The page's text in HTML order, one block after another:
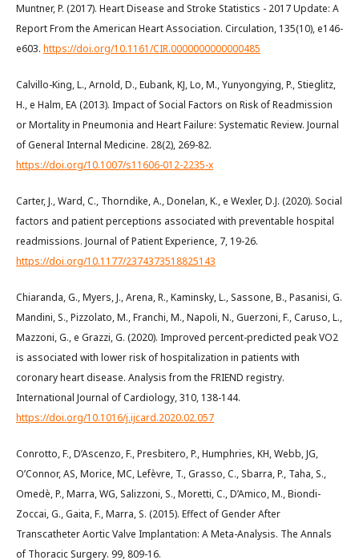
Muntner, P. (2017). Heart Disease and Stroke Statistics - 2017 Update: A
Report From the American Heart Association. Circulation, 135(10), e146-
e603. https://doi.org/10.1161/CIR.0000000000000485
Calvillo-King, L., Arnold, D., Eubank, KJ, Lo, M., Yunyongying, P., Stieglitz,
H., e Halm, EA (2013). Impact of Social Factors on Risk of Readmission
or Mortality in Pneumonia and Heart Failure: Systematic Review. Journal
of General Internal Medicine. 28(2), 269-82.
https://doi.org/10.1007/s11606-012-2235-x
Carter, J., Ward, C., Thorndike, A., Donelan, K., e Wexler, D.J. (2020). Social
factors and patient perceptions associated with preventable hospital
readmissions. Journal of Patient Experience, 7, 19-26.
https://doi.org/10.1177/2374373518825143
Chiaranda, G., Myers, J., Arena, R., Kaminsky, L., Sassone, B., Pasanisi, G.
Mandini, S., Pizzolato, M., Franchi, M., Napoli, N., Guerzoni, F., Caruso, L.,
Mazzoni, G., e Grazzi, G. (2020). Improved percent-predicted peak VO2
is associated with lower risk of hospitalization in patients with
coronary heart disease. Analysis from the FRIEND registry.
International Journal of Cardiology, 310, 138-144.
https://doi.org/10.1016/j.ijcard.2020.02.057
Conrotto, F., D’Ascenzo, F., Presbitero, P., Humphries, KH, Webb, JG,
O’Connor, AS, Morice, MC, Lefèvre, T., Grasso, C., Sbarra, P., Taha, S.,
Omedè, P., Marra, WG, Salizzoni, S., Moretti, C., D’Amico, M., Biondi-
Zoccai, G., Gaita, F., Marra, S. (2015). Effect of Gender After
Transcatheter Aortic Valve Implantation: A Meta-Analysis. The Annals
of Thoracic Surgery. 99, 809-16.